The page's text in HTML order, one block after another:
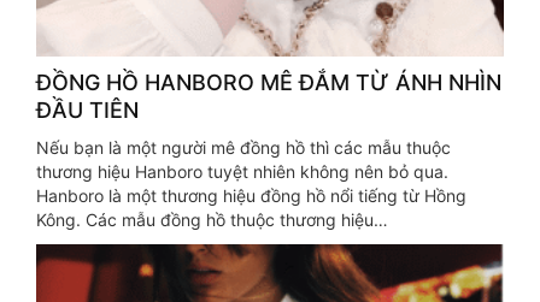
ĐỒNG HỒ HANBORO MÊ ĐẮM TỪ ÁNH NHÌN
ĐẦU TIÊN
Nếu bạn là một người mê đồng hồ thì các mẫu thuộc
thương hiệu Hanboro tuyệt nhiên không nên bỏ qua.
Hanboro là một thương hiệu đồng hồ nổi tiếng từ Hồng
Kông. Các mẫu đồng hồ thuộc thương hiệu…